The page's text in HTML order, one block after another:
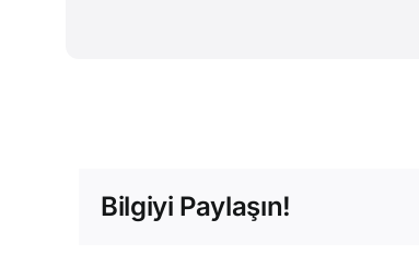
Bilgiyi Paylaşın!